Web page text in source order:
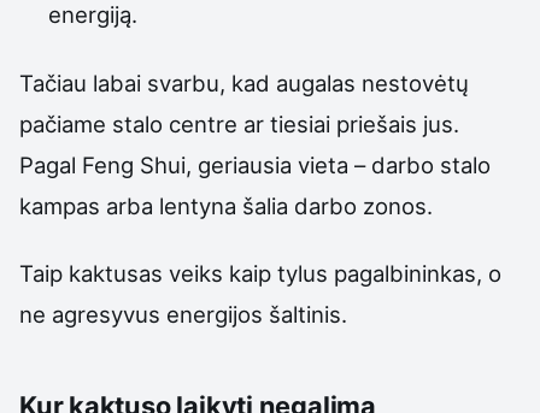
energiją.
Tačiau labai svarbu, kad augalas nestovėtų
pačiame stalo centre ar tiesiai priešais jus.
Pagal Feng Shui, geriausia vieta – darbo stalo
kampas arba lentyna šalia darbo zonos.
Taip kaktusas veiks kaip tylus pagalbininkas, o
ne agresyvus energijos šaltinis.
Kur kaktuso laikyti negalima